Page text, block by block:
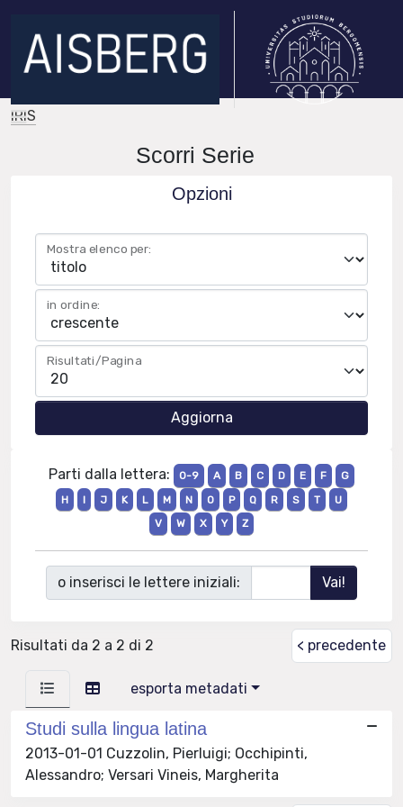
IRIS
Scorri Serie
Opzioni
Mostra elenco per:
in ordine:
Risultati/Pagina
Parti dalla lettera: 0-9 A B C D E F
G
H
I J K L M N O P Q R S T
U
V
W X Y Z
o inserisci le lettere iniziali:
Risultati da 2 a 2 di 2 < precedente
esporta metadati
Studi sulla lingua latina
2013-01-01 Cuzzolin, Pierluigi; Occhipinti,
Alessandro; Versari Vineis, Margherita